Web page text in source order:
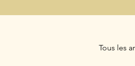
Tous les